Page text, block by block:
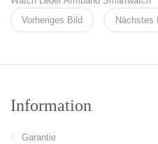
Vorheriges Bild Nächstes
Information
Garantie